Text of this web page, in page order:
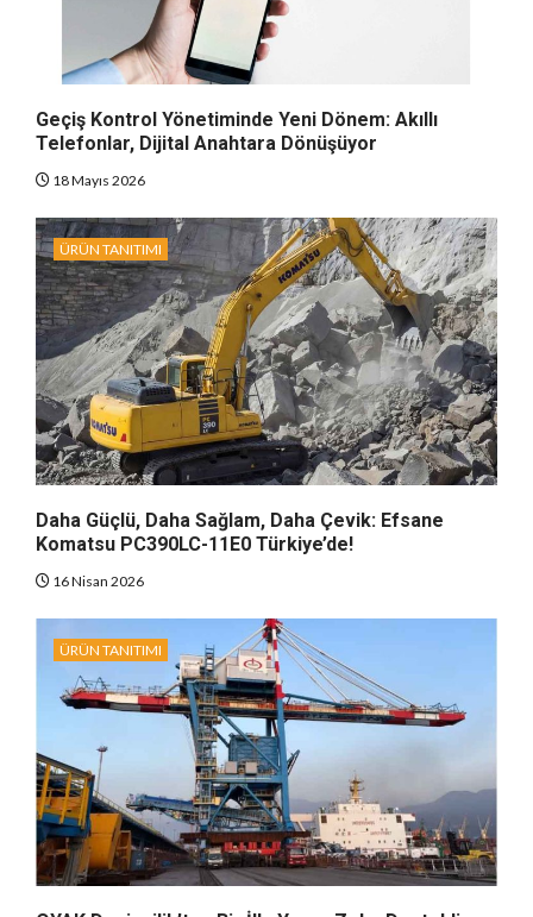
Geçiş Kontrol Yönetiminde Yeni Dönem: Akıllı
Telefonlar, Dijital Anahtara Dönüşüyor
18 Mayıs 2026
ÜRÜN TANITIMI
Daha Güçlü, Daha Sağlam, Daha Çevik: Efsane
Komatsu PC390LC-11E0 Türkiye’de!
16 Nisan 2026
ÜRÜN TANITIMI